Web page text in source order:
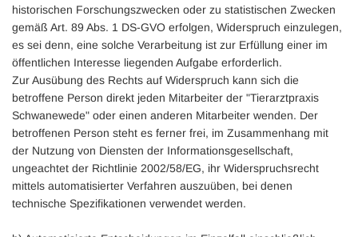
historischen Forschungszwecken oder zu statistischen Zwecken
gemäß Art. 89 Abs. 1 DS-GVO erfolgen, Widerspruch einzulegen,
es sei denn, eine solche Verarbeitung ist zur Erfüllung einer im
öffentlichen Interesse liegenden Aufgabe erforderlich.
Zur Ausübung des Rechts auf Widerspruch kann sich die
betroffene Person direkt jeden Mitarbeiter der "Tierarztpraxis
Schwanewede" oder einen anderen Mitarbeiter wenden. Der
betroffenen Person steht es ferner frei, im Zusammenhang mit
der Nutzung von Diensten der Informationsgesellschaft,
ungeachtet der Richtlinie 2002/58/EG, ihr Widerspruchsrecht
mittels automatisierter Verfahren auszuüben, bei denen
technische Spezifikationen verwendet werden.